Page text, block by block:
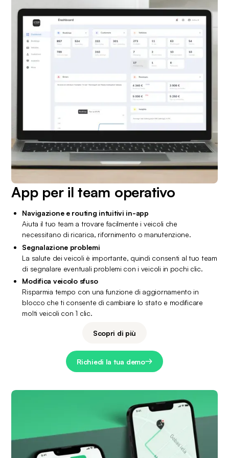
App per il team operativo
Navigazione e routing intuitivi in-app
Aiuta il tuo team a trovare facilmente i veicoli che
necessitano di ricarica, rifornimento o manutenzione.
Segnalazione problemi
La salute dei veicoli è importante, quindi consenti al tuo team
di segnalare eventuali problemi con i veicoli in pochi clic.
Modifica veicolo sfuso
Risparmia tempo con una funzione di aggiornamento in
blocco che ti consente di cambiare lo stato e modificare
molti veicoli con 1 clic.
Scopri di più
Richiedi la tua demo